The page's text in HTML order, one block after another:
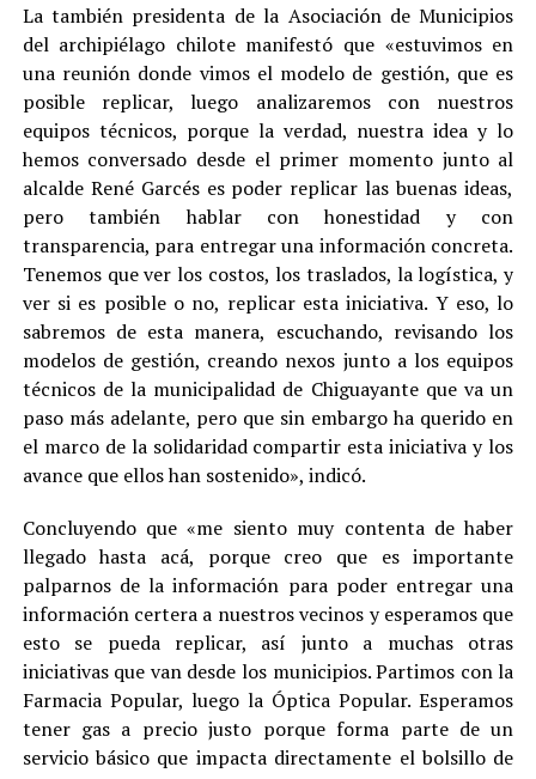
La también presidenta de la Asociación de Municipios
del archipiélago chilote manifestó que «estuvimos en
una reunión donde vimos el modelo de gestión, que es
posible replicar, luego analizaremos con nuestros
equipos técnicos, porque la verdad, nuestra idea y lo
hemos conversado desde el primer momento junto al
alcalde René Garcés es poder replicar las buenas ideas,
pero también hablar con honestidad y con
transparencia, para entregar una información concreta.
Tenemos que ver los costos, los traslados, la logística, y
ver si es posible o no, replicar esta iniciativa. Y eso, lo
sabremos de esta manera, escuchando, revisando los
modelos de gestión, creando nexos junto a los equipos
técnicos de la municipalidad de Chiguayante que va un
paso más adelante, pero que sin embargo ha querido en
el marco de la solidaridad compartir esta iniciativa y los
avance que ellos han sostenido», indicó.
Concluyendo que «me siento muy contenta de haber
llegado hasta acá, porque creo que es importante
palparnos de la información para poder entregar una
información certera a nuestros vecinos y esperamos que
esto se pueda replicar, así junto a muchas otras
iniciativas que van desde los municipios. Partimos con la
Farmacia Popular, luego la Óptica Popular. Esperamos
tener gas a precio justo porque forma parte de un
servicio básico que impacta directamente el bolsillo de